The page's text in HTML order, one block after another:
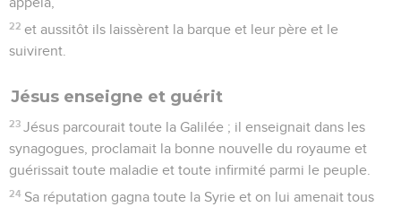
22 et aussitôt ils laissèrent la barque et leur père et le
suivirent.
Jésus enseigne et guérit
23 Jésus parcourait toute la Galilée ; il enseignait dans les
synagogues, proclamait la bonne nouvelle du royaume et
guérissait toute maladie et toute infirmité parmi le peuple.
24 Sa réputation gagna toute la Syrie et on lui amenait tous